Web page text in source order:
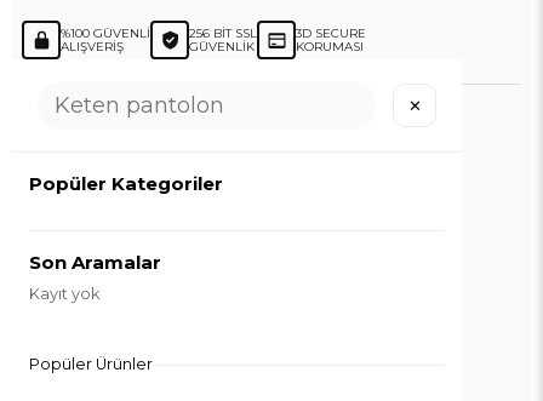
%100 GÜVENLI
ALIŞVERIŞ
256 BIT SSL
GÜVENLIK
3D SECURE
KORUMASI
© 2026Loccomoda.com
✕
Popüler Kategoriler
Son Aramalar
Kayıt yok
Popüler Ürünler